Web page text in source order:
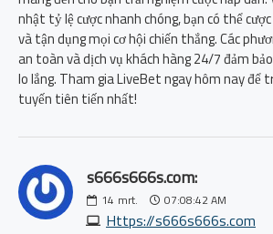
nhật tỷ lệ cược nhanh chóng, bạn có thể
và tận dụng mọi cơ hội chiến thắng. Các
an toàn và dịch vụ khách hàng 24/7 đảm
lo lắng. Tham gia LiveBet ngay hôm nay để
tuyến tiên tiến nhất!
s666s666s.com:
14 mrt. 07:08:42 AM
Https://s666s666s.com